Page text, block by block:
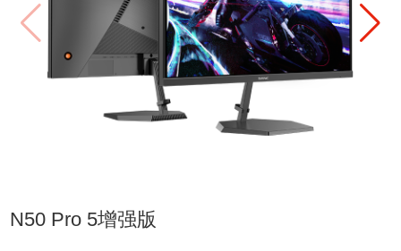
N50 Pro 5增强版